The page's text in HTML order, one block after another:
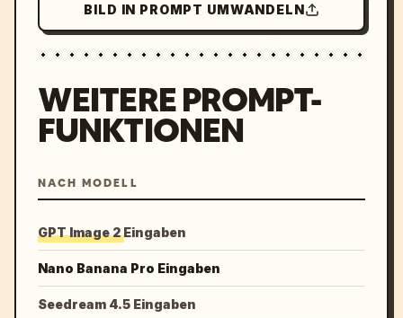
BILD IN PROMPT UMWANDELN
WEITERE PROMPT-
FUNKTIONEN
NACH MODELL
GPT Image 2 Eingaben
Nano Banana Pro Eingaben
Seedream 4.5 Eingaben